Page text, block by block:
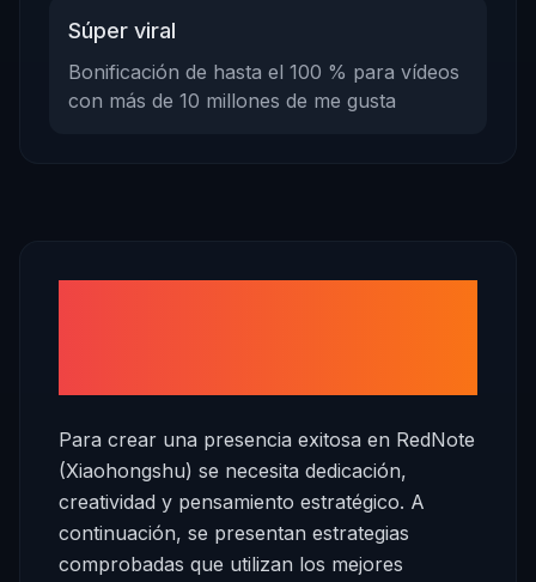
Súper viral
Bonificación de hasta el 100 % para vídeos
con más de 10 millones de me gusta
Para crear una presencia exitosa en RedNote
(Xiaohongshu) se necesita dedicación,
creatividad y pensamiento estratégico. A
continuación, se presentan estrategias
comprobadas que utilizan los mejores